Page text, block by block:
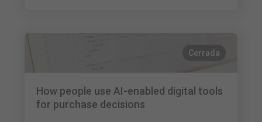
Cerrada
How people use AI-enabled digital tools
for purchase decisions